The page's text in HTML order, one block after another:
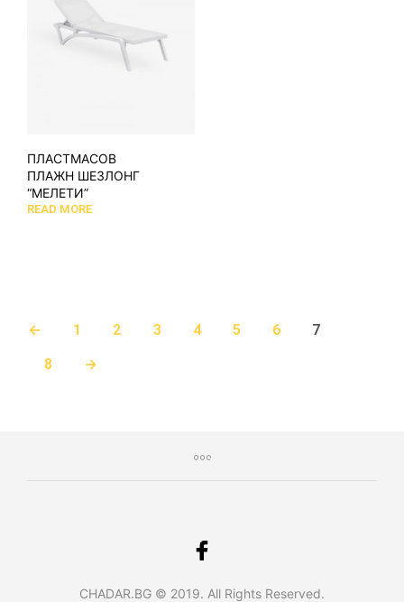
ПЛАСТМАСОВ
ПЛАЖН ШЕЗЛОНГ
“МЕЛЕТИ”
READ MORE
← 1 2 3 4 5 6 7
8 →
CHADAR.BG © 2019. All Rights Reserved.